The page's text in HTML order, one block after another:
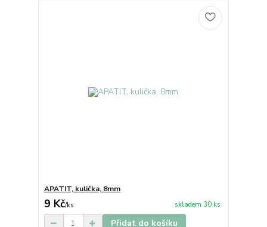
APATIT, kulička, 8mm
9 Kč/ks skladem 30 ks
Přidat do košíku